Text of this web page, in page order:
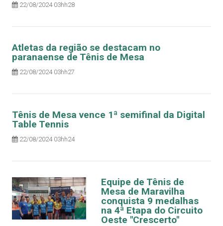
22/08/2024 03hh28
Atletas da região se destacam no
paranaense de Tênis de Mesa
22/08/2024 03hh27
Tênis de Mesa vence 1ª semifinal da Digital
Table Tennis
22/08/2024 03hh24
Equipe de Tênis de
Mesa de Maravilha
conquista 9 medalhas
na 4ª Etapa do Circuito
Oeste "Crescerto"